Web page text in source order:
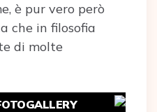
è pur vero però
che in filosofia
di molte